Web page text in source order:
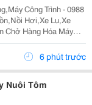
Công Trình - 0988
Hãy Gọi
Trường !&Rdquo;...
6 phút trước
Nuôi Tôm